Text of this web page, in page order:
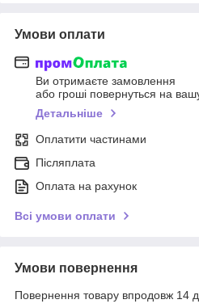
Умови оплати
Ви отримаєте замовлення
або гроші повернуться на
Детальніше
Оплатити частинами
Післяплата
Оплата на рахунок
Всі умови оплати
Умови повернення
Повернення товару впродовж 14